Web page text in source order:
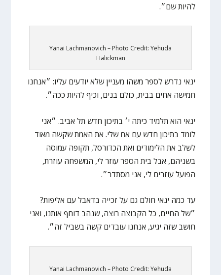
להיות שם״.
Yanai Lachmanovich – Photo Credit: Yehuda
Halickman
ינאי נדרש לספר משהו מעניין שלא יודעים עליו: ״אנחנו
חמישה אחים בבית, כולם בנים, וכיף להיות ככה״.
ינאי הוא תלמיד כיתה י׳ בתיכון חדש תל אביב. ״אני
לומד בתיכון חדש עם אח שלי. את האמת שקשה מאוד
לשלב את הלימודים ואת הכדורסל, תקופה עמוסה
בשניהם, אבל בית הספר עוזר לי, המשפחה עוזרת,
הפועל עוזרים לי, אני מסתדר״.
עד כמה ינאי חולם גם על זכייה בדאבל עם אליפות?
״של החיים, כל הקבוצה רוצה, שנהב דוחף אותנו, ואני
חושב שזה יגיע, אנחנו עובדים קשה בשביל זה״.
Yanai Lachmanovich – Photo Credit: Yehuda